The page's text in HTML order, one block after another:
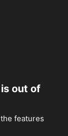
out of
features